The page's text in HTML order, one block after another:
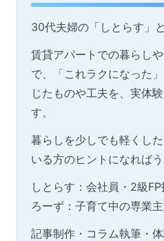
30代夫婦の「しとらす」
賃貸アパートでの暮らし
で、「これラクになった
じたものや工夫を、実体
す。
暮らしを少しでも軽くし
いる方のヒントになればう
しとらす：会社員・2級
ろーず：子育て中の専業
記事制作・コラム執筆・